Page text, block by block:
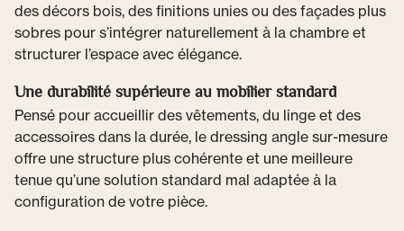
des décors bois, des finitions unies ou des façades plus
sobres pour s’intégrer naturellement à la chambre et
structurer l’espace avec élégance.
Une durabilité supérieure au mobilier standard
Pensé pour accueillir des vêtements, du linge et des
accessoires dans la durée, le dressing angle sur-mesure
offre une structure plus cohérente et une meilleure
tenue qu’une solution standard mal adaptée à la
configuration de votre pièce.